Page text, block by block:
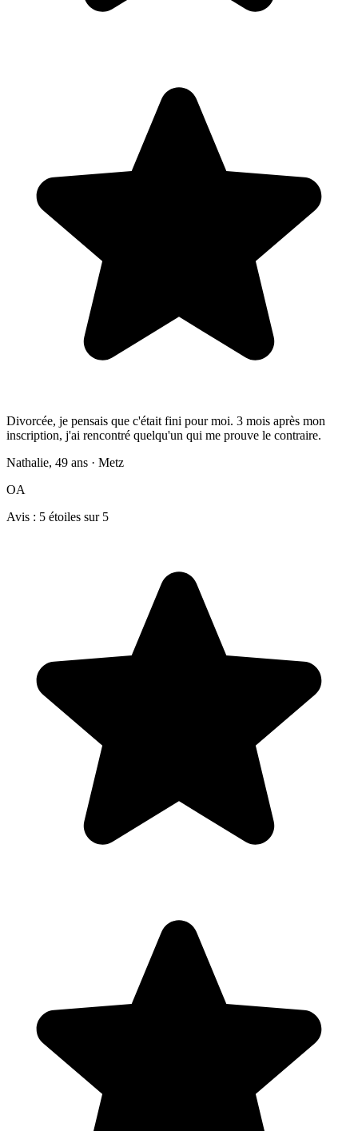
Divorcée, je pensais que c'était fini pour moi. 3 mois après mon
inscription, j'ai rencontré quelqu'un qui me prouve le contraire.
Nathalie, 49 ans · Metz
OA
Avis : 5 étoiles sur 5